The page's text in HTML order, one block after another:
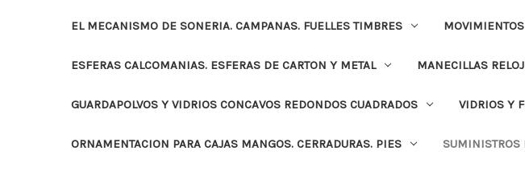
EL MECANISMO DE SONERIA. CAMPANAS. FUELLES TIMBRES
ESFERAS CALCOMANIAS. ESFERAS DE CARTON Y METAL MANECILLAS
GUARDAPOLVOS Y VIDRIOS CONCAVOS REDONDOS CUADRADOS VIDRIOS Y
ORNAMENTACION PARA CAJAS MANGOS. CERRADURAS. PIES SUMINISTROS